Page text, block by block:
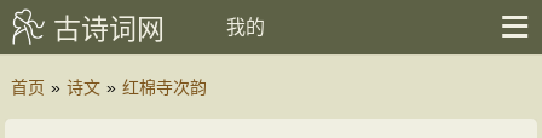
古诗词网 我的
首页 » 诗文 » 红棉寺次韵